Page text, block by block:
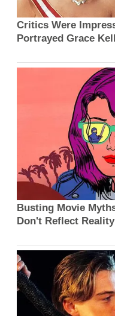
Critics Were
Portrayed Grace
Busting Movie
Don't Reflect Reality